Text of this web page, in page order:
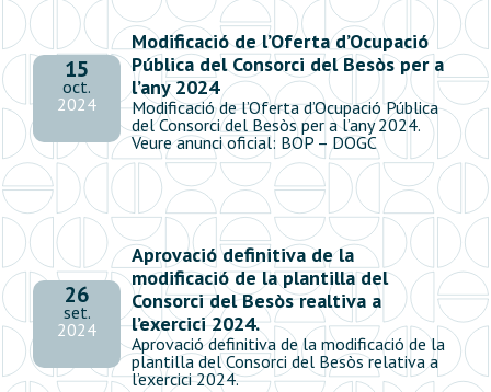
15
oct.
2024
Modificació de l’Oferta d’Ocupació
Pública del Consorci del Besòs per a
l’any 2024
Modificació de l’Oferta d’Ocupació Pública
del Consorci del Besòs per a l’any 2024.
Veure anunci oficial: BOP – DOGC
26
set.
2024
Aprovació definitiva de la
modificació de la plantilla del
Consorci del Besòs realtiva a
l’exercici 2024.
Aprovació definitiva de la modificació de la
plantilla del Consorci del Besòs relativa a
l’exercici 2024.